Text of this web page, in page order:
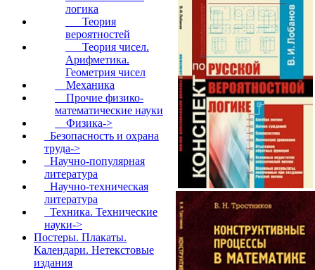
логика
Теория
вероятностей
Теория чисел.
Арифметика.
Геометрия чисел
Механика
Прочие физико-
математические науки
Физика->
Безопасность и охрана
труда->
Научно-популярная
литература
Научно-техническая
литература
Техника. Технические
науки->
Постеры. Плакаты.
Календари. Нетекстовые
издания